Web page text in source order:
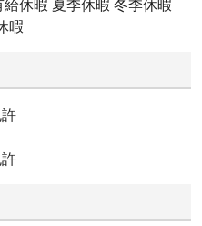
休暇 夏季休暇 冬季休暇
暇